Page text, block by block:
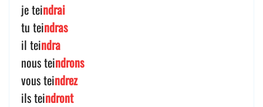
je teindrai
tu teindras
il teindra
nous teindrons
vous teindrez
ils teindront